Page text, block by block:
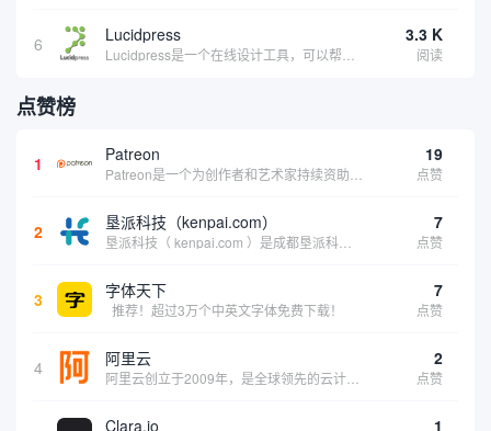
6 Lucidpress 3.3 K
阅读
点赞榜
1 Patreon 19
点赞
2 垦派科技（kenpai.com） 7
点赞
3 字体天下
推荐！超过3万个中英文字体免费下载！
7
点赞
4 阿里云 2
点赞
Clara.io 1